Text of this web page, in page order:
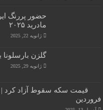
حضور پررنگ
مادرید ۲۰۲۵
ژانویه 22, 2025
گلزن بارسلونا
ژانویه 29, 2025
فروردین